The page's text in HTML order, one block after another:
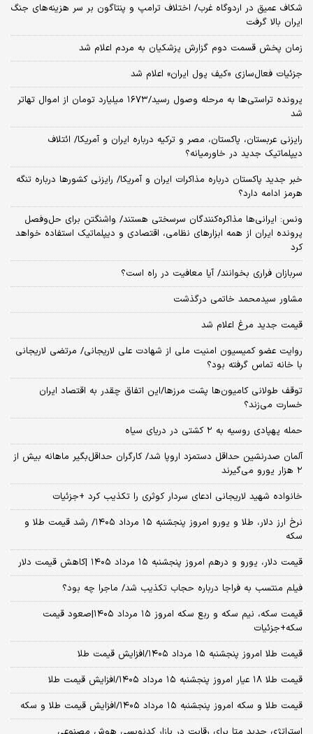
شکاف عمیق در اردوگاه غرب/ اختلاف ترامپ و پنتاگون بر سر هزینه‌های جنگ
ایران بالا گرفت
زمان پخش قسمت دوم گزارش پزشکیان به مردم اعلام شد
جزئیات فعال‌سازی «کیف پول ایران» اعلام شد
پرونده تراستی‌ها به مرحله وصول رسید/۱۶۷۳ میلیارد تومان از اموال تهاتر
شد
رایزنی عربستان، پاکستان، مصر و ترکیه درباره ایران و آمریکا/ ائتلاف
دیپلماتیک جدید در خاورمیانه؟
خبر جدید پاکستان درباره مذاکرات ایران و آمریکا/ رایزنی کشورها درباره تنگه
هرمز ادامه دارد؟
ونس: ایرانی‌ها مذاکره‌کنندگان سرسختی هستند/ واشنگتن برای حل‌وفصل
پرونده ایران از همه ابزارهای نظامی، اقتصادی و دیپلماتیک استفاده خواهد
کرد
سربازان فراری بخوانند/ آیا معافیت در راه است؟
مشاور سیدمحمد خاتمی درگذشت
قیمت جدید مرغ اعلام شد
روایت عضو کمیسیون امنیت ملی از شهادت علی لاریجانی/ مرتضی لاریجانی
با خانه تماس گرفته بود؟
توقف طولانی کامیون‌ها پشت مرزها/این اتفاق چقدر به اقتصاد ایران
خسارت می‌زند؟
حمله پهپادی روسیه به ۲ کشتی در دریای سیاه
آلمان صدرنشین حداقل دستمزد اروپا شد/ کارگران حداقل‌بگیر ماهانه بیش از
۲ هزار یورو می‌گیرند
خانواده شهید لاریجانی ادعای سردار کوثری را تکذیب کرد +جزئیات
نرخ ارز دلار، طلا و یورو امروز پنجشنبه ۱۵ مرداد ۱۴۰۵/ رشد قیمت طلا و
سکه
قیمت دلار، یورو و درهم امروز پنجشنبه ۱۵ مرداد ۱۴۰۵ |کاهش قیمت دلار
فیلم منتسب به فراجا درباره حجاب تکذیب شد/ ماجرا چه بود؟
قیمت سکه، نیم سکه و ربع سکه امروز ۱۵ مرداد ۱۴۰۵|صعود قیمت
سکه+جزئیات
قیمت طلا امروز پنجشنبه ۱۵ مرداد ۱۴۰۵/افزایش قیمت طلا
قیمت طلا ۱۸ عیار امروز پنجشنبه ۱۵ مرداد ۱۴۰۵/افزایش قیمت طلا
قیمت طلا و سکه امروز پنجشنبه ۱۵ مرداد ۱۴۰۵/افزایش قیمت طلا و سکه